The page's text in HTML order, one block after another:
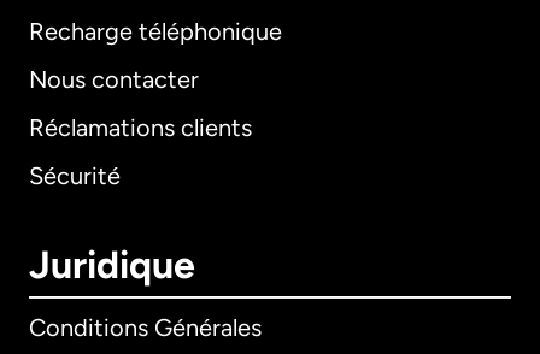
Recharge téléphonique
Nous contacter
Réclamations clients
Sécurité
Juridique
Conditions Générales